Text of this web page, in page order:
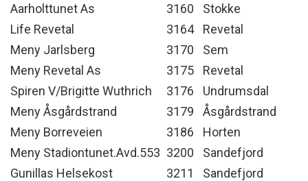
Aarholttunet As
3160
Stokke
Life Revetal
3164
Revetal
Meny Jarlsberg
3170
Sem
Meny Revetal As
3175
Revetal
Spiren V/Brigitte Wuthrich
3176
Undrumsdal
Meny Åsgårdstrand
3179
Åsgårdstrand
Meny Borreveien
3186
Horten
Meny Stadiontunet.Avd.553 3200
Sandefjord
Gunillas Helsekost
3211
Sandefjord